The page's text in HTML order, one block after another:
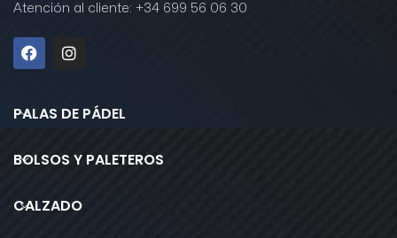
Atención al cliente: +34 699 56 06 30
PALAS DE PÁDEL
BOLSOS Y PALETEROS
CALZADO